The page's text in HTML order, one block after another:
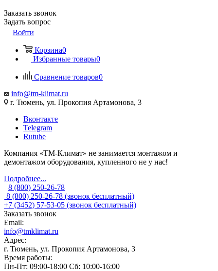
Заказать звонок
Задать вопрос
Войти
Корзина0
Избранные товары0
Сравнение товаров0
info@tm-klimat.ru
г. Тюмень, ул. Прокопия Артамонова, 3
Вконтакте
Telegram
Rutube
Компания «ТМ-Климат» не занимается монтажом и
демонтажом оборудования, купленного не у нас!
Подробнее...
8 (800) 250-26-78
8 (800) 250-26-78 (звонок бесплатный)
+7 (3452) 57-53-05 (звонок бесплатный)
Заказать звонок
Email:
info@tmklimat.ru
Адрес:
г. Тюмень, ул. Прокопия Артамонова, 3
Время работы:
Пн-Пт: 09:00-18:00 Сб: 10:00-16:00